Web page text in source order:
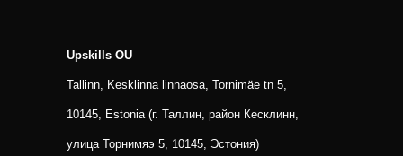
Upskills OU
Tallinn, Kesklinna linnaosa, Tornimäe tn 5,
10145, Estonia (г. Таллин, район Кесклинн,
улица Торнимяэ 5, 10145, Эстония)